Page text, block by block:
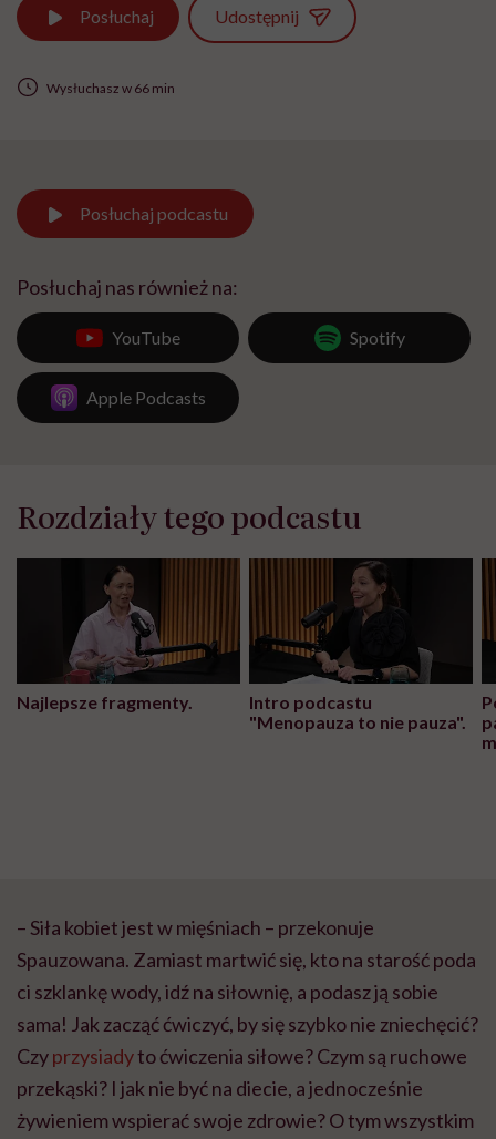
Posłuchaj Udostępnij
Wysłuchasz w 66 min
Posłuchaj podcastu
Posłuchaj nas również na:
YouTube Spotify
Apple Podcasts
Rozdziały tego podcastu
Najlepsze fragmenty.
Intro podcastu
"Menopauza to nie pauza".
– Siła kobiet jest w mięśniach – przekonuje
Spauzowana. Zamiast martwić się, kto na starość poda
ci szklankę wody, idź na siłownię, a podasz ją sobie
sama! Jak zacząć ćwiczyć, by się szybko nie zniechęcić?
Czyprzysiadyto ćwiczenia siłowe? Czym są ruchowe
przekąski? I jak nie być na diecie, a jednocześnie
żywieniem wspierać swoje zdrowie? O tym wszystkim